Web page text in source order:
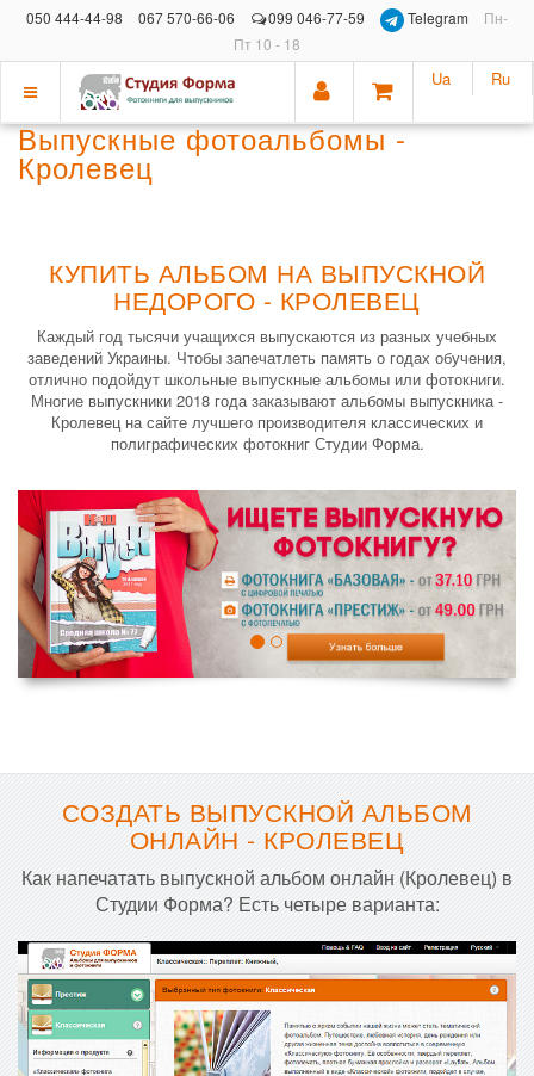
050 444-44-98 067 570-66-06 099 046-77-59 Telegram
Пн-
Пт 10 - 18
Показать
меню
Ua Ru
Выпускные фотоальбомы -
Кролевец
КУПИТЬ АЛЬБОМ НА ВЫПУСКНОЙ
НЕДОРОГО - КРОЛЕВЕЦ
Каждый год тысячи учащихся выпускаются из разных учебных
заведений Украины. Чтобы запечатлеть память о годах обучения,
отлично подойдут школьные выпускные альбомы или фотокниги.
Многие выпускники 2018 года заказывают альбомы выпускника -
Кролевец на сайте лучшего производителя классических и
полиграфических фотокниг Студии Форма.
СОЗДАТЬ ВЫПУСКНОЙ АЛЬБОМ
ОНЛАЙН - КРОЛЕВЕЦ
Как напечатать выпускной альбом онлайн (Кролевец) в
Студии Форма? Есть четыре варианта: